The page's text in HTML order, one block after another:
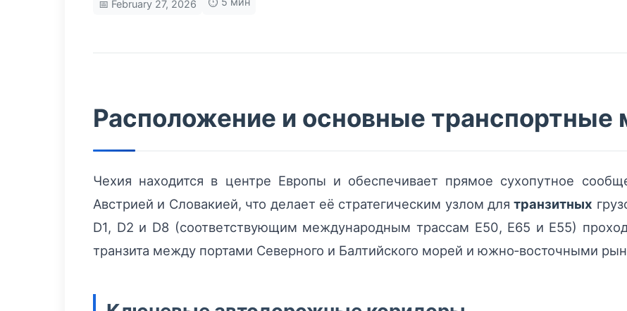
📅 February 27, 2026
Расположение и основные транспортные
Чехия находится в центре Европы и обеспечивает прямое сухопутное
Австрией и Словакией, что делает её стратегическим узлом длятранзитных
D1, D2 и D8 (соответствующим международным трассам E50, E65 и E55)
транзита между портами Северного и Балтийского морей и южно‑восточными